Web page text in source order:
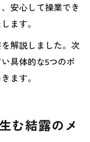
安心して操業でき
ます。
解説しました。次
具体的な5つのポ
ます。
む結露のメ